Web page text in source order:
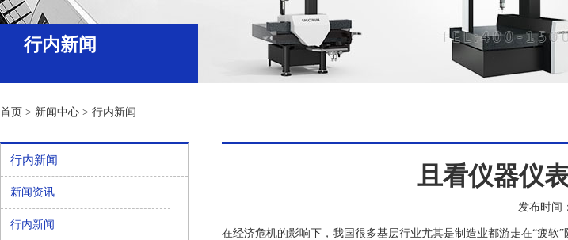
行内新闻
首页 > 新闻中心 > 行内新闻
行内新闻
新闻资讯
行内新闻
且看仪器仪
发布时间
在经济危机的影响下，我国很多基层行业尤其是制造业都游走在“疲软